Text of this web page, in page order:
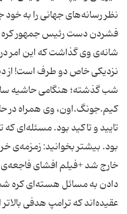
نظر رسانه‌های جهانی را به
فشردن دست رئیس جمهور کره
شانه‌ی وی گذاشت که این امر
نزدیکی خاص دو طرف است! از
شب گذشته؛ هنگامی حاشیه
کیم.جونگ.اون، وی همراه در
تایید و تاکید بود. مسئله‌ای
بود. بیشتر بخوانید: زمزمه‌ی
خارج شد +فیلم افشای
دادن به مسائل هسته‌ای کره
عقیده‌اند که ترامپ هدفی بالاتر